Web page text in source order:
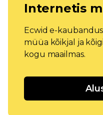
Internetis
Ecwid e-
müüa kõikjal ja
kogu maailmas.